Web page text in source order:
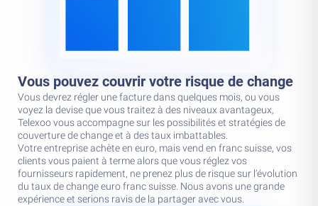
Vous pouvez couvrir votre risque de change
Vous devrez régler une facture dans quelques mois, ou vous
voyez la devise que vous traitez à des niveaux avantageux,
Telexoo vous accompagne sur les possibilités et stratégies de
couverture de change et à des taux imbattables.
Votre entreprise achète en euro, mais vend en franc suisse, vos
clients vous paient à terme alors que vous réglez vos
fournisseurs rapidement, ne prenez plus de risque sur l’évolution
du taux de change euro franc suisse. Nous avons une grande
expérience et serions ravis de la partager avec vous.